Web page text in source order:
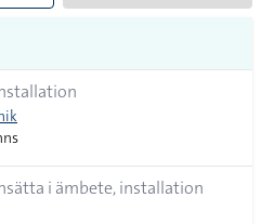
i ämbete, installation